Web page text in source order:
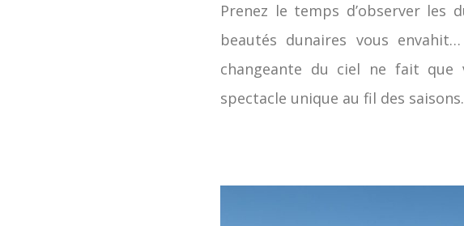
Prenez le temps d’observer
beautés dunaires vous
changeante du ciel ne fait que
spectacle unique au fil des saisons.